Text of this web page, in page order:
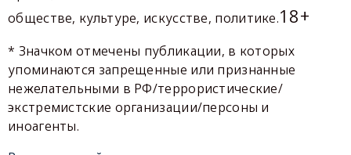
обществе, культуре, искусстве, политике.18+
* Значком отмечены публикации, в которых
упоминаются запрещенные или признанные
нежелательными в РФ/террористические/
экстремистские организации/персоны и
иноагенты.